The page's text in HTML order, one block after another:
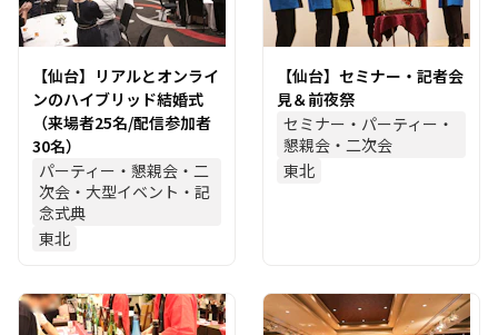
【仙台】リアルとオンライ
ンのハイブリッド結婚式
（来場者25名/配信参加者
30名）
パーティー・懇親会・二
次会・大型イベント・記
念式典
東北
【仙台】セミナー・記者会
見＆前夜祭
セミナー・パーティー・
懇親会・二次会
東北